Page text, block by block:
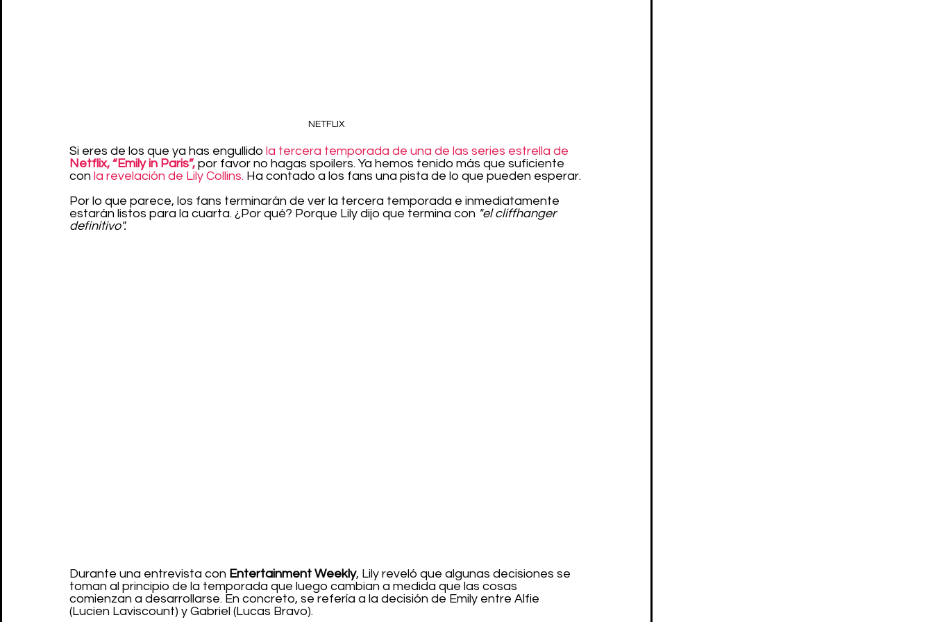
NETFLIX
Si eres de los que ya has engullido la tercera temporada de una de las series estrella de
Netflix, “Emily in Paris”, por favor no hagas spoilers. Ya hemos tenido más que suficiente
con la revelación de Lily Collins. Ha contado a los fans una pista de lo que pueden esperar.
Por lo que parece, los fans terminarán de ver la tercera temporada e inmediatamente
estarán listos para la cuarta. ¿Por qué? Porque Lily dijo que termina con "el cliffhanger
definitivo".
Durante una entrevista con Entertainment Weekly, Lily reveló que algunas decisiones se
toman al principio de la temporada que luego cambian a medida que las cosas
comienzan a desarrollarse. En concreto, se refería a la decisión de Emily entre Alfie
(Lucien Laviscount) y Gabriel (Lucas Bravo).